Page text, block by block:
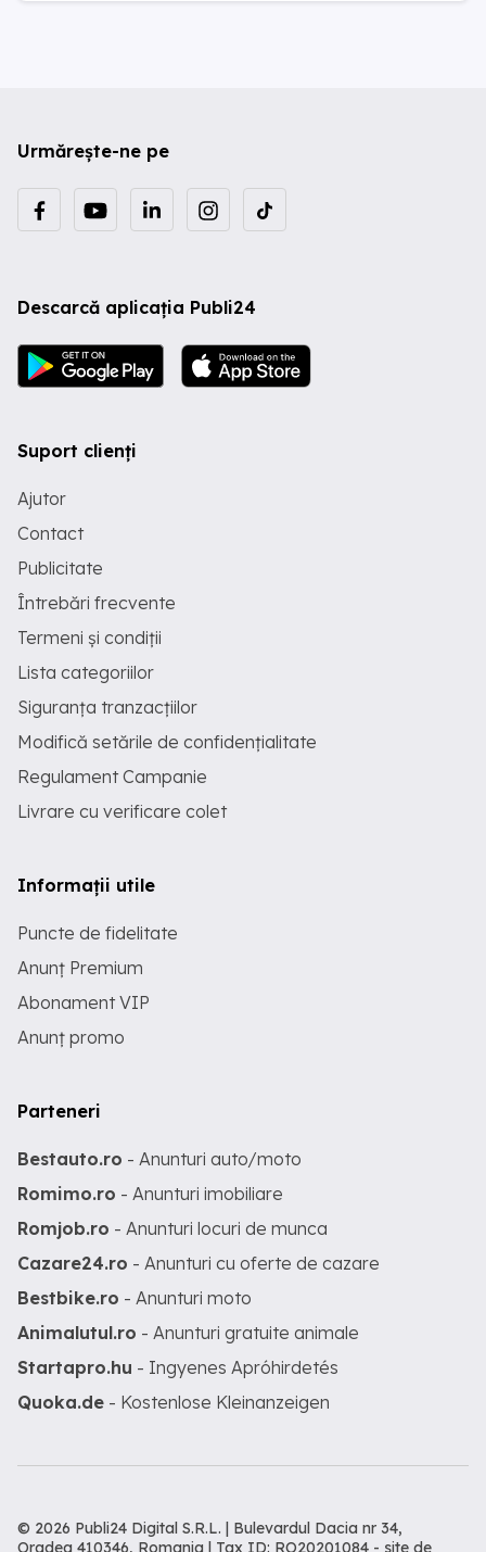
Urmărește-ne pe
Descarcă aplicația Publi24
Suport clienți
Ajutor
Contact
Publicitate
Întrebări frecvente
Termeni și condiții
Lista categoriilor
Siguranța tranzacțiilor
Modifică setările de confidențialitate
Regulament Campanie
Livrare cu verificare colet
Informații utile
Puncte de fidelitate
Anunț Premium
Abonament VIP
Anunț promo
Parteneri
Bestauto.ro - Anunturi auto/moto
Romimo.ro - Anunturi imobiliare
Romjob.ro - Anunturi locuri de munca
Cazare24.ro - Anunturi cu oferte de cazare
Bestbike.ro - Anunturi moto
Animalutul.ro - Anunturi gratuite animale
Startapro.hu - Ingyenes Apróhirdetés
Quoka.de - Kostenlose Kleinanzeigen
© 2026 Publi24 Digital S.R.L. | Bulevardul Dacia nr 34,
Oradea 410346, Romania | Tax ID: RO20201084 - site de